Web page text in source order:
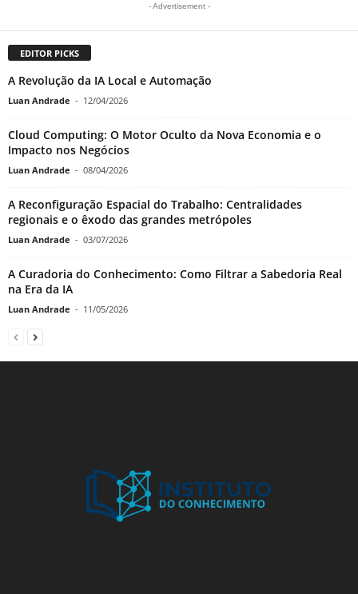
- Advertisement -
EDITOR PICKS
A Revolução da IA Local e Automação
Luan Andrade - 12/04/2026
Cloud Computing: O Motor Oculto da Nova Economia e o
Impacto nos Negócios
Luan Andrade - 08/04/2026
A Reconfiguração Espacial do Trabalho: Centralidades
regionais e o êxodo das grandes metrópoles
Luan Andrade - 03/07/2026
A Curadoria do Conhecimento: Como Filtrar a Sabedoria Real
na Era da IA
Luan Andrade - 11/05/2026